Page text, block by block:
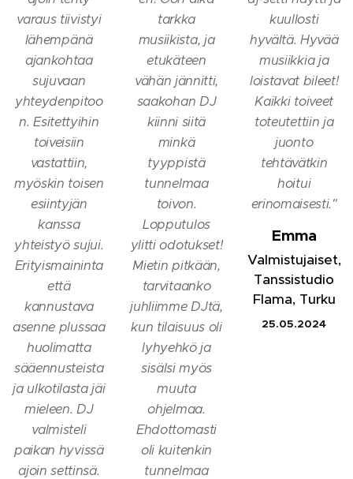
varaus tiivistyi
lähempänä
ajankohtaa
sujuvaan
yhteydenpitoo
n. Esitettyihin
toiveisiin
vastattiin,
myöskin toisen
esiintyjän
kanssa
yhteistyö sujui.
Erityismaininta
että
kannustava
asenne plussaa
huolimatta
sääennusteista
ja ulkotilasta jäi
mieleen. DJ
valmisteli
paikan hyvissä
ajoin settinsä.
tarkka
musiikista, ja
etukäteen
vähän jännitti,
saakohan DJ
kiinni siitä
minkä
tyyppistä
tunnelmaa
toivon.
Lopputulos
ylitti odotukset!
Mietin pitkään,
tarvitaanko
juhliimme DJtä,
kun tilaisuus oli
lyhyehkö ja
sisälsi myös
muuta
ohjelmaa.
Ehdottomasti
oli kuitenkin
tunnelmaa
kuullosti
hyvältä. Hyvää
musiikkia ja
loistavat bileet!
Kaikki toiveet
toteutettiin ja
juonto
tehtävätkin
hoitui
erinomaisesti."
Emma
Valmistujaiset,
Tanssistudio
Flama,Turku
25.05.2024